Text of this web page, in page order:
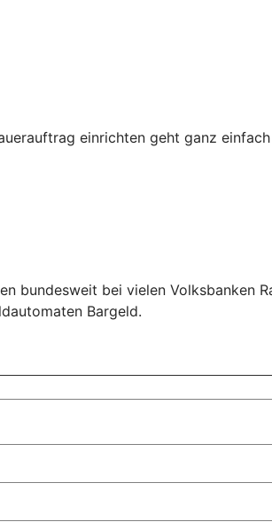
einrichten geht ganz
bundesweit bei vielen Volksbanken
Bargeld.